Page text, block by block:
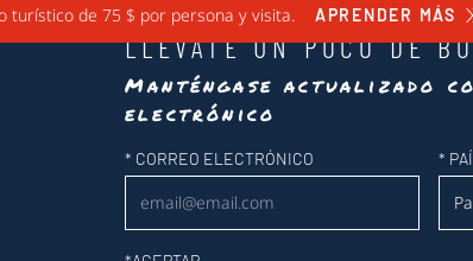
turístico de 75 $ por persona y visita. APRENDER MÁS
LLÉVATE UN POCO DE
Manténgase actualizado
electrónico
Newsletter
* CORREO ELECTRÓNICO *